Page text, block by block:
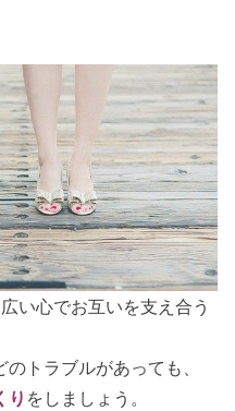
い心でお互いを支え合う
トラブルがあっても、
り をしましょう。